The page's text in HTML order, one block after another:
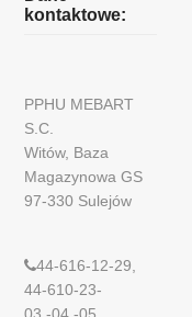
kontaktowe:
PPHU MEBART
S.C.
Witów, Baza
Magazynowa GS
97-330 Sulejów
44-616-12-29,
44-610-23-
03,-04,-05